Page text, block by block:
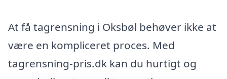
At få tagrensning i Oksbøl behøver ikke at
være en kompliceret proces. Med
tagrensning-pris.dk kan du hurtigt og